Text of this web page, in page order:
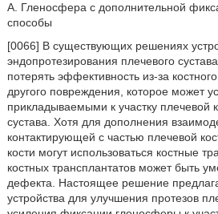
А. Гленосфера с дополнительной
способы
[0066] В существующих решениях
эндопротезирования плечевого
потерять эффективность из-за
другого повреждения, которое может
прикладываемыми к участку плечевой
сустава. Хотя для дополнения
контактирующей с частью плечевой
кости могут использоваться костные
костных трансплантатов может быть
дефекта. Настоящее решение
устройства для улучшения протезов